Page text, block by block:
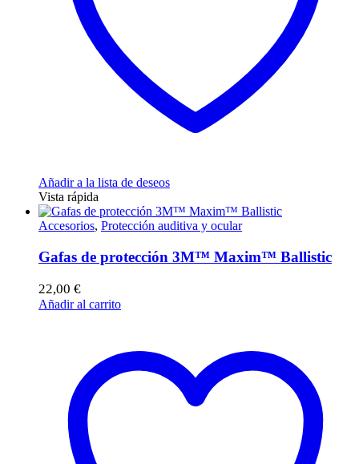
Añadir a la lista de deseos
Vista rápida
Accesorios, Protección auditiva y ocular
Gafas de protección 3M™ Maxim™ Ballistic
22,00 €
Añadir al carrito